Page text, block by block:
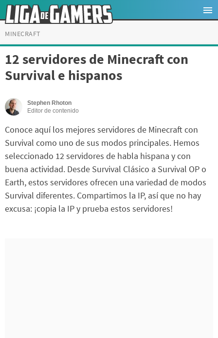
MINECRAFT
12 servidores de Minecraft con
Survival e hispanos
Stephen Rhoton
Editor de contenido
Conoce aquí los mejores servidores de Minecraft con
Survival como uno de sus modos principales. Hemos
seleccionado 12 servidores de habla hispana y con
buena actividad. Desde Survival Clásico a Survival OP o
Earth, estos servidores ofrecen una variedad de modos
Survival diferentes. Compartimos la IP, así que no hay
excusa: ¡copia la IP y prueba estos servidores!